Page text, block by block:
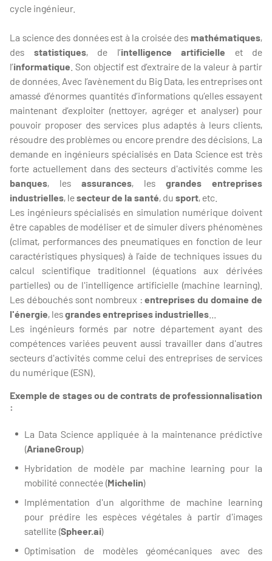
cycle ingénieur.
La science des données est à la croisée des mathématiques,
des statistiques, de l’intelligence artificielle et de
l’informatique . Son objectif est d’extraire de la valeur à partir
de données. Avec l’avènement du Big Data, les entreprises ont
amassé d’énormes quantités d’informations qu’elles essayent
maintenant d’exploiter (nettoyer, agréger et analyser) pour
pouvoir proposer des services plus adaptés à leurs clients,
résoudre des problèmes ou encore prendre des décisions. La
demande en ingénieurs spécialisés en Data Science est très
forte actuellement dans des secteurs d'activités comme les
banques, les assurances, les grandes entreprises
industrielles, lesecteur de la santé, du sport, etc.
Les ingénieurs spécialisés en simulation numérique doivent
être capables de modéliser et de simuler divers phénomènes
(climat, performances des pneumatiques en fonction de leur
caractéristiques physiques) à l’aide de techniques issues du
calcul scientifique traditionnel (équations aux dérivées
partielles) ou de l'intelligence artificielle (machine learning).
Les débouchés sont nombreux :entreprises du domaine de
l'énergie, lesgrandes entreprises industrielles
Les ingénieurs formés par notre département ayant des
compétences variées peuvent aussi travailler dans d'autres
secteurs d'activités comme celui des entreprises de services
du numérique (ESN).
Exemple de stages ou de contrats de professionnalisation
:
La Data Science appliquée à la maintenance prédictive
(ArianeGroup)
Hybridation de modèle par machine learning pour la
mobilité connectée (Michelin)
Implémentation d'un algorithme de machine learning
pour prédire les espèces végétales à partir d'images
satellite (Spheer.ai)
Optimisation de modèles géomécaniques avec des